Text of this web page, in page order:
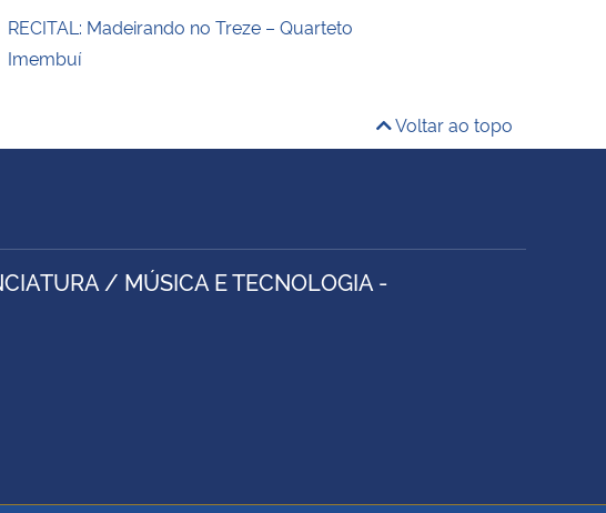
RECITAL: Madeirando no Treze – Quarteto
Imembuí
Voltar ao topo
/ MÚSICA E TECNOLOGIA -